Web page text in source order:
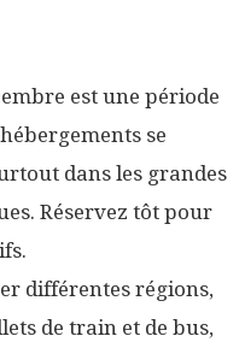
est une période
se
dans les grandes
Réservez tôt pour
différentes régions,
de train et de bus,